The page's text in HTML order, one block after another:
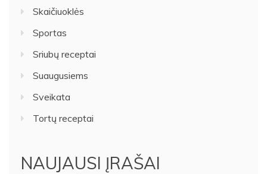
Skaičiuoklės
Sportas
Sriubų receptai
Suaugusiems
Sveikata
Tortų receptai
NAUJAUSI ĮRAŠAI